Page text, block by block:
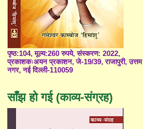
पृष्ठ:104, मूल्य:260 रुपये, संस्करण: 2022,
प्रकाशकःअयन प्रकाशन, जे-19/39, राजापुरी, उत्तम
नगर, नई दिल्ली-110059
साँझ हो गई (काव्य-संग्रह)